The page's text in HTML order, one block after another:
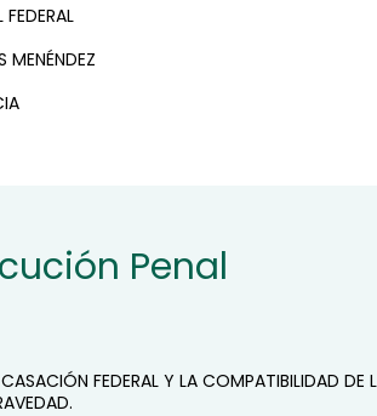
MENÉNDEZ
Penal
FEDERAL Y LA COMPATIBILIDAD